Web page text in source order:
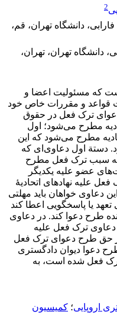
2
دانشگاه تهران، قم،
دانشگاه تهران، تهران،
است که مسئولیت اعضا و
قواعد و مقررات خاص خود
ترک فعل در حقوق
مطرح می‌شود؛ اول
مطرح می‌شود که این
دستة اول دعاوی‌ای که
به سبب ترک فعل مطرح
عضو علیه یکدیگر
علیه نهادهای اتحادیۀ
دعاوی خواهان باید مهلتی
تعهد یا پاسخگویی اعطا کند
طرح دعوا کند. در دعاوی
دعاوی ترک فعل علیه
حق طرح دعوای ترک فعل
طرح دعوا دیوان دادگستری
ترک فعل شده است، به
اروپایی؛ کمیسیون